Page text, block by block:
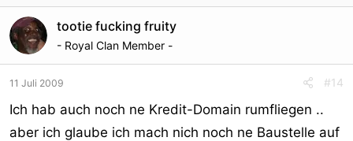
tootie fucking fruity
- Royal Clan Member -
11 Juli 2009 #14
Ich hab auch noch ne Kredit-Domain rumfliegen ..
aber ich glaube ich mach nich noch ne Baustelle auf